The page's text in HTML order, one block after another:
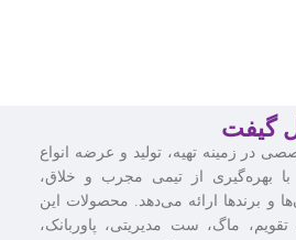
گیفت
در زمینه تهیه، تولید و عرضه انواع
بهره‌گیری از تیمی مجرب و خلاق،
و برندها ارائه می‌دهد. محصولات این
ماگ، ست مدیریتی، پاوربانک،